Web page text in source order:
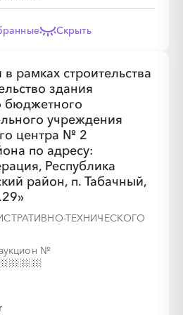
Скрыть
рамках строительства
здания
бюджетного
учреждения
центра № 2
по адресу:
Республика
район, п. Табачный,
ТЕХНИЧЕСКОГО
№